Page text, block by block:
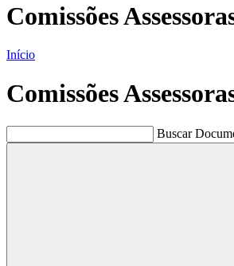
Comissões
Início
Comissões
Buscar